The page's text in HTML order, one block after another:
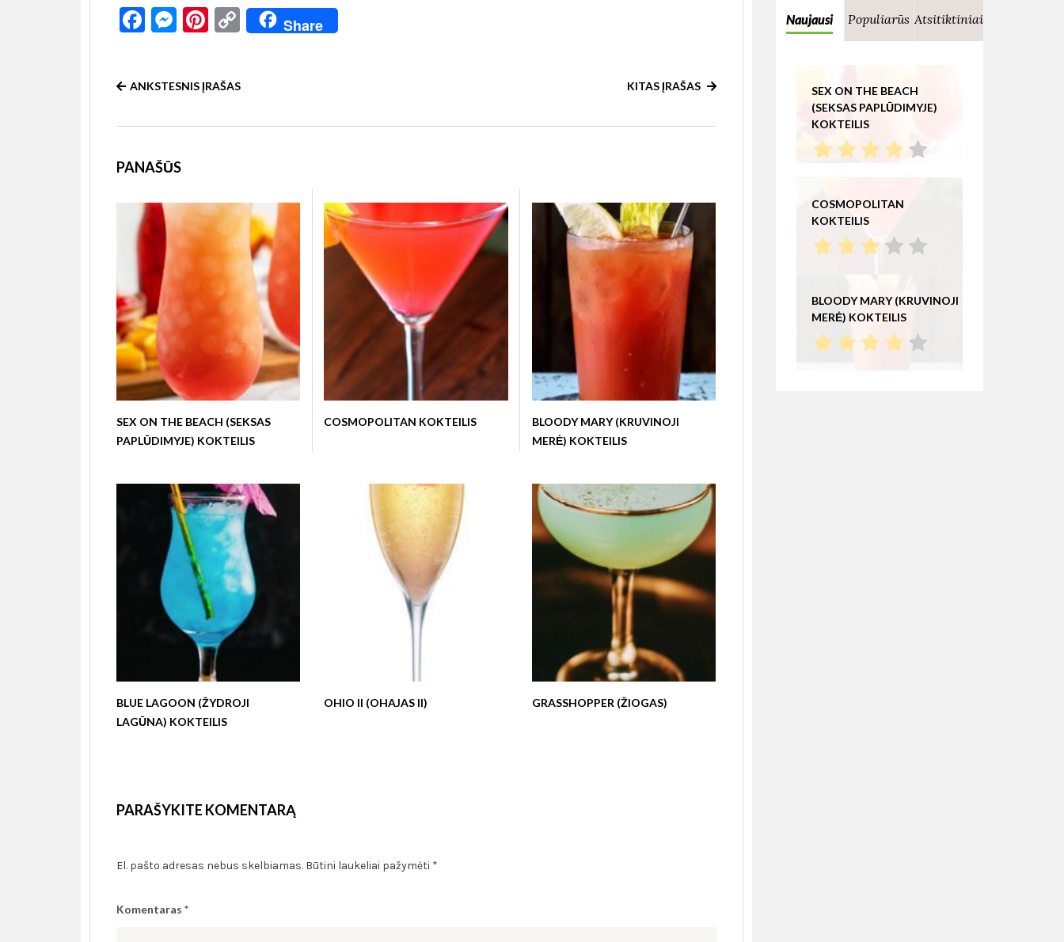
Facebook
Messenger
Pinterest
Copy
Link
Share
ANKSTESNIS ĮRAŠAS KITAS ĮRAŠAS
PANAŠŪS
SEX ON THE BEACH (SEKSAS
PAPLŪDIMYJE) KOKTEILIS
COSMOPOLITAN KOKTEILIS
BLOODY MARY (KRUVINOJI
MERĖ) KOKTEILIS
BLUE LAGOON (ŽYDROJI
LAGŪNA) KOKTEILIS
OHIO II (OHAJAS II) GRASSHOPPER (ŽIOGAS)
PARAŠYKITE KOMENTARĄ
El. pašto adresas nebus skelbiamas. Būtini laukeliai pažymėti *
Komentaras *
Naujausi Populiarūs Atsitiktiniai
SEX ON THE BEACH
(SEKSAS PAPLŪDIMYJE)
KOKTEILIS
COSMOPOLITAN
KOKTEILIS
BLOODY MARY (KRUVINOJI
MERĖ) KOKTEILIS